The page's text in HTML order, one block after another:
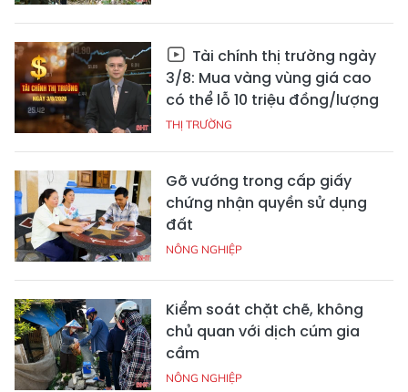
Tài chính thị trường ngày
3/8: Mua vàng vùng giá cao
có thể lỗ 10 triệu đồng/lượng
THỊ TRƯỜNG
Gỡ vướng trong cấp giấy
chứng nhận quyền sử dụng
đất
NÔNG NGHIỆP
Kiểm soát chặt chẽ, không
chủ quan với dịch cúm gia
cầm
NÔNG NGHIỆP